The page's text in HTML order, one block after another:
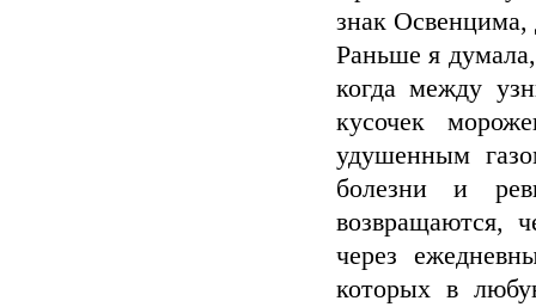
знак Освенцима,
Раньше я
когда между
кусочек
удушенным
болезни и
возвращаются,
через
которых в